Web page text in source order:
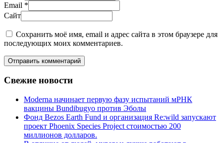
Email *
Сайт
Сохранить моё имя, email и адрес сайта в этом браузере для
последующих моих комментариев.
Отправить комментарий
Свежие новости
Moderna начинает первую фазу испытаний мРНК
вакцины Bundibugyo против Эболы
Фонд Bezos Earth Fund и организация Re:wild запускают
проект Phoenix Species Project стоимостью 200
миллионов долларов.